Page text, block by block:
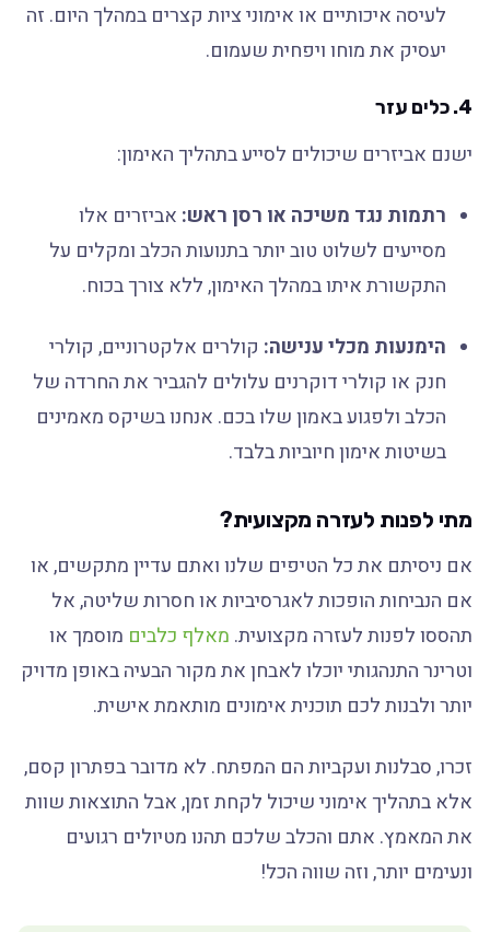
לעיסה איכותיים או אימוני ציות קצרים במהלך היום. זה
יעסיק את מוחו ויפחית שעמום.
4. כלים עזר
ישנם אביזרים שיכולים לסייע בתהליך האימון:
רתמות נגד משיכה או רסן ראש:אביזרים אלו
מסייעים לשלוט טוב יותר בתנועות הכלב ומקלים על
התקשורת איתו במהלך האימון, ללא צורך בכוח.
הימנעות מכלי ענישה:קולרים אלקטרוניים, קולרי
חנק או קולרי דוקרנים עלולים להגביר את החרדה של
הכלב ולפגוע באמון שלו בכם. אנחנו בשיקס מאמינים
בשיטות אימון חיוביות בלבד.
מתי לפנות לעזרה מקצועית?
אם ניסיתם את כל הטיפים שלנו ואתם עדיין מתקשים, או
אם הנביחות הופכות לאגרסיביות או חסרות שליטה, אל
תהססו לפנות לעזרה מקצועית.מאלף כלביםמוסמך או
וטרינר התנהגותי יוכלו לאבחן את מקור הבעיה באופן מדויק
יותר ולבנות לכם תוכנית אימונים מותאמת אישית.
זכרו, סבלנות ועקביות הם המפתח. לא מדובר בפתרון קסם,
אלא בתהליך אימוני שיכול לקחת זמן, אבל התוצאות שוות
את המאמץ. אתם והכלב שלכם תהנו מטיולים רגועים
ונעימים יותר, וזה שווה הכל!